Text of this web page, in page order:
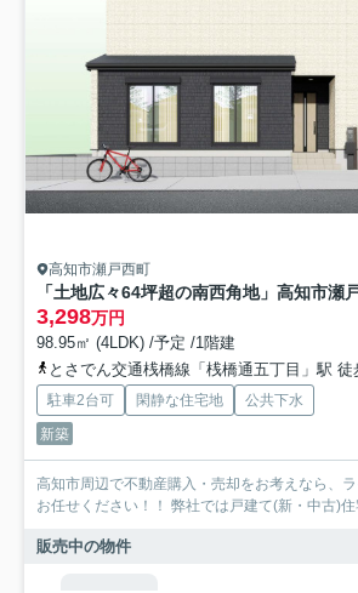
高知市瀬戸西町
3,298万円
98.95㎡ (4LDK) /予定 /1階建
とさでん交通桟橋線「桟橋通五丁目」駅 徒
駐車2台可 閑静な住宅地
公共下水
新築
高知市周辺で不動産購入・売却をお考えなら、
お任せください！！ 弊社では戸建て(新・中古)
販売中の物件